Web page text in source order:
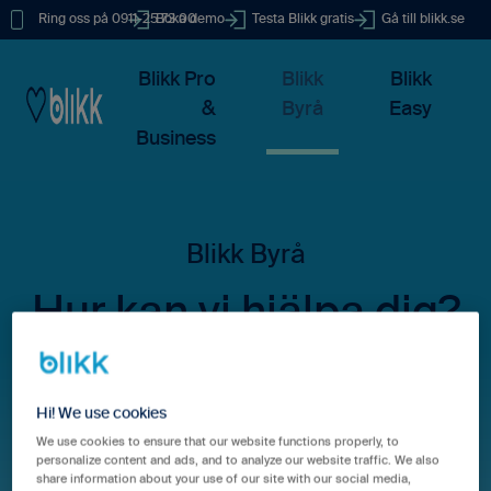
Ring oss på 0911-25 73 00
Boka demo Testa Blikk gratis Gå till blikk.se
Blikk Pro
&
Business
Blikk
Byrå
Blikk
Easy
Hur kan vi hjälpa dig?
Det finns inga förslag eftersom sökfältet är tomt.
Hi! We use cookies
We use cookies to ensure that our website functions properly, to
personalize content and ads, and to analyze our website traffic. We also
share information about your use of our site with our social media,